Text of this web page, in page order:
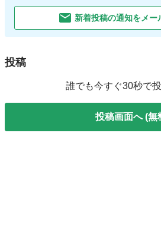
新着投稿の通知をメー
投稿
誰でも今すぐ30秒で
投稿画面へ (無